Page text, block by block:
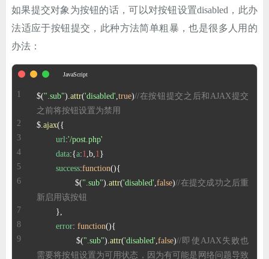
优秀个人博客
省钱帮
ChatGPT
登录
如果提交对象为按钮的话，可以对按钮设置disabled，此办
法适应于按钮提交，此种方法简单粗暴，也是很多人用的
办法：
$(".sub").attr('disabled',true)//在按钮提交之后和AJAX提交
之前将按钮设置为禁用
$.ajax
url:'/post.php'
data:{a:1,b,1
success:function(
		$(
".sub").attr('disabled',false)//在提交成功之后重
新启用该按钮
error: function(
		$(
".sub").attr('disabled',false)//即使AJAX失败也
需要将按钮设置为可用状态，因为有可能是网络问题导致